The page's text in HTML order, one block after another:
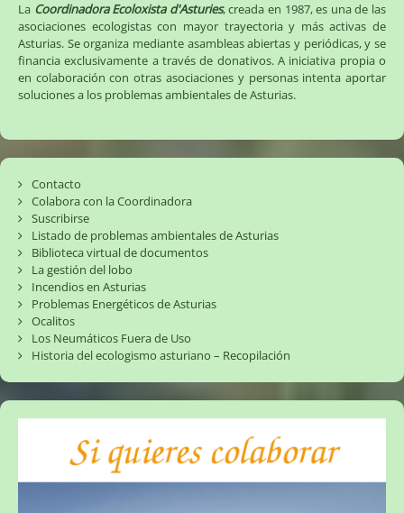
La Coordinadora Ecoloxista d'Asturies, creada en 1987, es una de las
asociaciones ecologistas con mayor trayectoria y más activas de
Asturias. Se organiza mediante asambleas abiertas y periódicas, y se
financia exclusivamente a través de donativos. A iniciativa propia o
en colaboración con otras asociaciones y personas intenta aportar
soluciones a los problemas ambientales de Asturias.
Contacto
Colabora con la Coordinadora
Suscribirse
Listado de problemas ambientales de Asturias
Biblioteca virtual de documentos
La gestión del lobo
Incendios en Asturias
Problemas Energéticos de Asturias
Ocalitos
Los Neumáticos Fuera de Uso
Historia del ecologismo asturiano – Recopilación